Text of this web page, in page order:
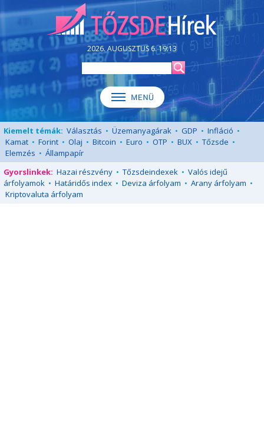
2026. AUGUSZTUS 6. 19:13
Kiemelt témák: Választás • Üzemanyagárak • GDP • Infláció •
Kamat • Forint • Olaj • Bitcoin • Euro • OTP • BUX • Tőzsde •
Elemzés • Állampapír
Gyorslinkek: Hazai részvény • Tőzsdeindexek • Valós idejű
árfolyamok • Határidős index • Deviza árfolyam • Arany árfolyam •
Kriptovaluta árfolyam